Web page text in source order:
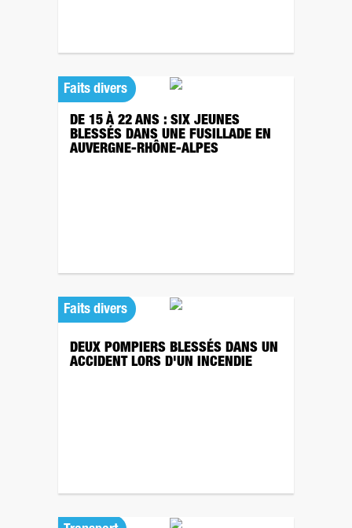
Faits divers
DE 15 À 22 ANS : SIX JEUNES
BLESSÉS DANS UNE FUSILLADE EN
AUVERGNE-RHÔNE-ALPES
Faits divers
DEUX POMPIERS BLESSÉS DANS UN
ACCIDENT LORS D'UN INCENDIE